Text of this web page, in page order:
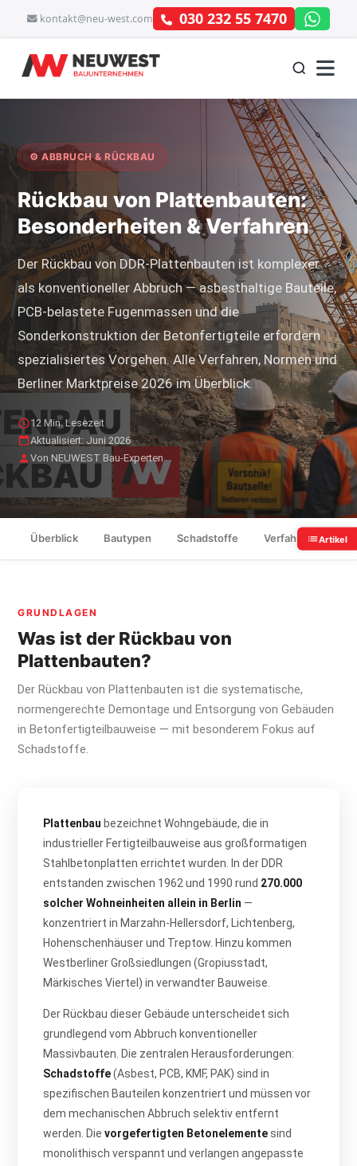
kontakt@neu-west.com 030 232 55 7470
⚙ ABBRUCH & RÜCKBAU
Rückbau von Plattenbauten:
Besonderheiten & Verfahren
Der Rückbau von DDR-Plattenbauten ist komplexer
als konventioneller Abbruch — asbesthaltige Bauteile,
PCB-belastete Fugenmassen und die
Sonderkonstruktion der Betonfertigteile erfordern
spezialisiertes Vorgehen. Alle Verfahren, Normen und
Berliner Marktpreise 2026 im Überblick.
12 Min. Lesezeit
Aktualisiert: Juni 2026
Von NEUWEST Bau-Experten
Überblick Bautypen Schadstoffe Verfahren Artikel
GRUNDLAGEN
Was ist der Rückbau von
Plattenbauten?
Der Rückbau von Plattenbauten ist die systematische,
normengerechte Demontage und Entsorgung von Gebäuden
in Betonfertigteilbauweise — mit besonderem Fokus auf
Schadstoffe.
Plattenbau bezeichnet Wohngebäude, die in
industrieller Fertigteilbauweise aus großformatigen
Stahlbetonplatten errichtet wurden. In der DDR
entstanden zwischen 1962 und 1990 rund 270.000
solcher Wohneinheiten allein in Berlin —
konzentriert in Marzahn-Hellersdorf, Lichtenberg,
Hohenschenhäuser und Treptow. Hinzu kommen
Westberliner Großsiedlungen (Gropius­stadt,
Märkisches Viertel) in verwandter Bauweise.
Der Rückbau dieser Gebäude unterscheidet sich
grundlegend vom Abbruch konventioneller
Massivbauten. Die zentralen Herausforderungen:
Schadstoffe(Asbest, PCB, KMF, PAK) sind in
spezifischen Bauteilen konzentriert und müssen vor
dem mechanischen Abbruch selektiv entfernt
werden. Die vorgefertigten Betonelementesind
monolithisch verspannt und verlangen angepasste